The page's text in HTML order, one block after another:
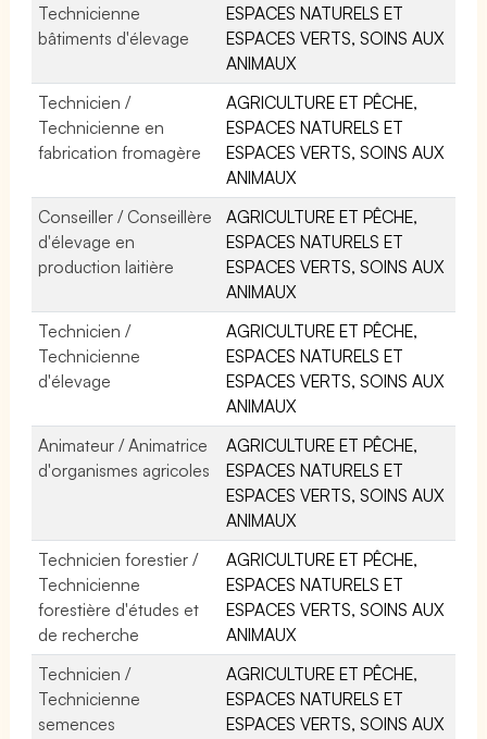
Technicienne
bâtiments d'élevage
ESPACES NATURELS ET
ESPACES VERTS, SOINS AUX
ANIMAUX
Technicien /
Technicienne en
fabrication fromagère
AGRICULTURE ET PÊCHE,
ESPACES NATURELS ET
ESPACES VERTS, SOINS AUX
ANIMAUX
Conseiller / Conseillère
d'élevage en
production laitière
AGRICULTURE ET PÊCHE,
ESPACES NATURELS ET
ESPACES VERTS, SOINS AUX
ANIMAUX
Technicien /
Technicienne
d'élevage
AGRICULTURE ET PÊCHE,
ESPACES NATURELS ET
ESPACES VERTS, SOINS AUX
ANIMAUX
Animateur / Animatrice
d'organismes agricoles
AGRICULTURE ET PÊCHE,
ESPACES NATURELS ET
ESPACES VERTS, SOINS AUX
ANIMAUX
Technicien forestier /
Technicienne
forestière d'études et
de recherche
AGRICULTURE ET PÊCHE,
ESPACES NATURELS ET
ESPACES VERTS, SOINS AUX
ANIMAUX
Technicien /
Technicienne
semences
AGRICULTURE ET PÊCHE,
ESPACES NATURELS ET
ESPACES VERTS, SOINS AUX